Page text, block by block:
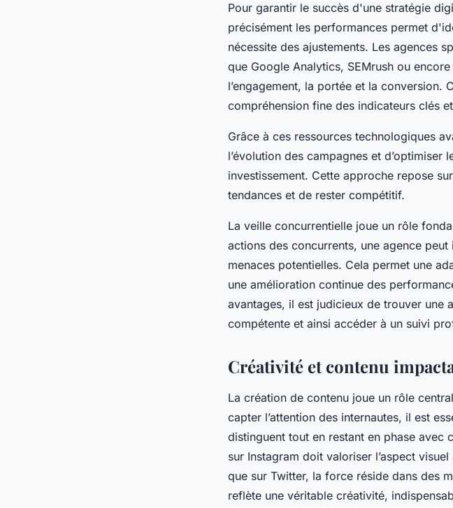
Pour garantir le succès d'une stratégie
précisément les performances permet
nécessite des ajustements. Les agences
que Google Analytics, SEMrush ou
l’engagement, la portée et la conversion.
compréhension fine des indicateurs clés
Grâce à ces ressources technologiques
l’évolution des campagnes et
investissement. Cette approche repose
tendances et de rester compétitif.
La veille concurrentielle joue un rôle
actions des concurrents, une agence
menaces potentielles. Cela permet une
une amélioration continue des
avantages, il est judicieux de trouver une
compétente et ainsi accéder à un suivi
Créativité et contenu
La création de contenu joue un rôle
capter l’attention des internautes, il est
distinguent tout en restant en phase avec
sur Instagram doit valoriser l’aspect
que sur Twitter, la force réside dans des
reflète une véritable créativité,